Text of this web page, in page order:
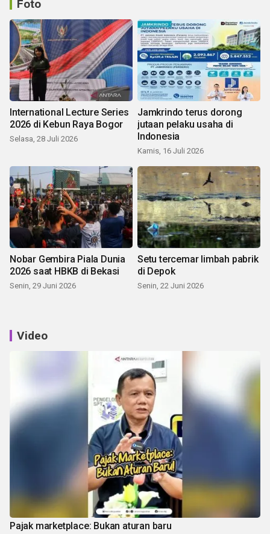
Foto
International Lecture Series
2026 di Kebun Raya Bogor
Selasa, 28 Juli 2026
Jamkrindo terus dorong
jutaan pelaku usaha di
Indonesia
Kamis, 16 Juli 2026
Nobar Gembira Piala Dunia
2026 saat HBKB di Bekasi
Senin, 29 Juni 2026
Setu tercemar limbah pabrik
di Depok
Senin, 22 Juni 2026
Video
Pajak marketplace: Bukan aturan baru